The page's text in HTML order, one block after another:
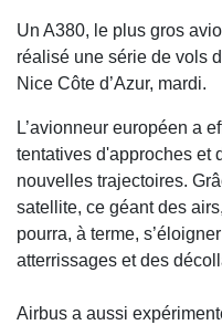
Un A380, le plus gros
réalisé une série de vols
Nice Côte d’Azur, mardi.
L’avionneur européen a
tentatives d'approches et
nouvelles trajectoires.
satellite, ce géant des
pourra, à terme,
atterrissages et des
Airbus a aussi